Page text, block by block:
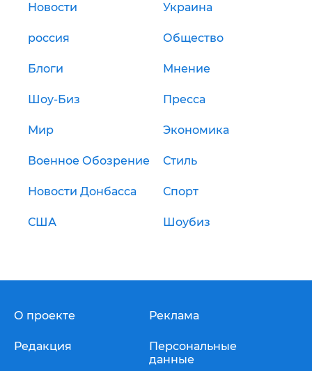
Новости Украина
россия Общество
Блоги Мнение
Шоу-Биз Пресса
Мир Экономика
Военное Обозрение Стиль
Новости Донбасса Спорт
США Шоубиз
О проекте
Редакция
Реклама
Персональные
данные